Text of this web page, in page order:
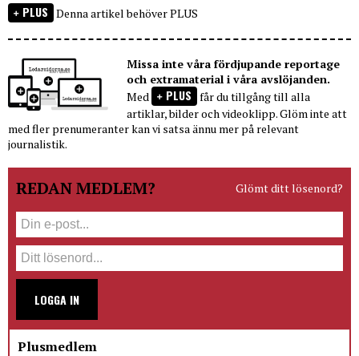
PLUS Denna artikel behöver PLUS
Missa inte våra fördjupande reportage
och extramaterial i våra avslöjanden.
Med
PLUS får du tillgång till alla
artiklar, bilder och videoklipp. Glöm inte att
med fler prenumeranter kan vi satsa ännu mer på relevant
journalistik.
REDAN MEDLEM? Glömt ditt lösenord?
LOGGA IN
Plusmedlem